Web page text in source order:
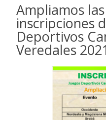
Ampliamos
inscripciones
Deportivos
Veredales